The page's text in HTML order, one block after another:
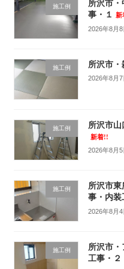
施工例
所沢市
事・１
新
2026年8月8
施工例 所沢市・
2026年8月7
施工例 所沢市山
新着!!
2026年8月5
施工例
所沢市
事・内装
2026年8月4
施工例
所沢市・
工事・２